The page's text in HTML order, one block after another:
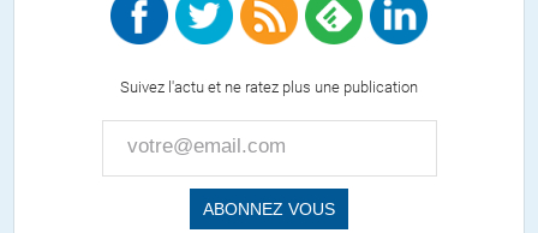
who are evil, but because of the people who don’t do anything
Albert Einstein
ALERTER
Suivez l'actu et ne ratez plus une publication